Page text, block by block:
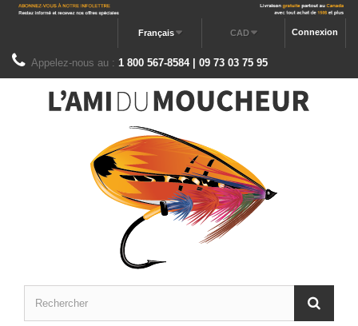
Connexion
CAD
Français
Appelez-nous au : 1 800 567-8584 | 09 73 03 75 95